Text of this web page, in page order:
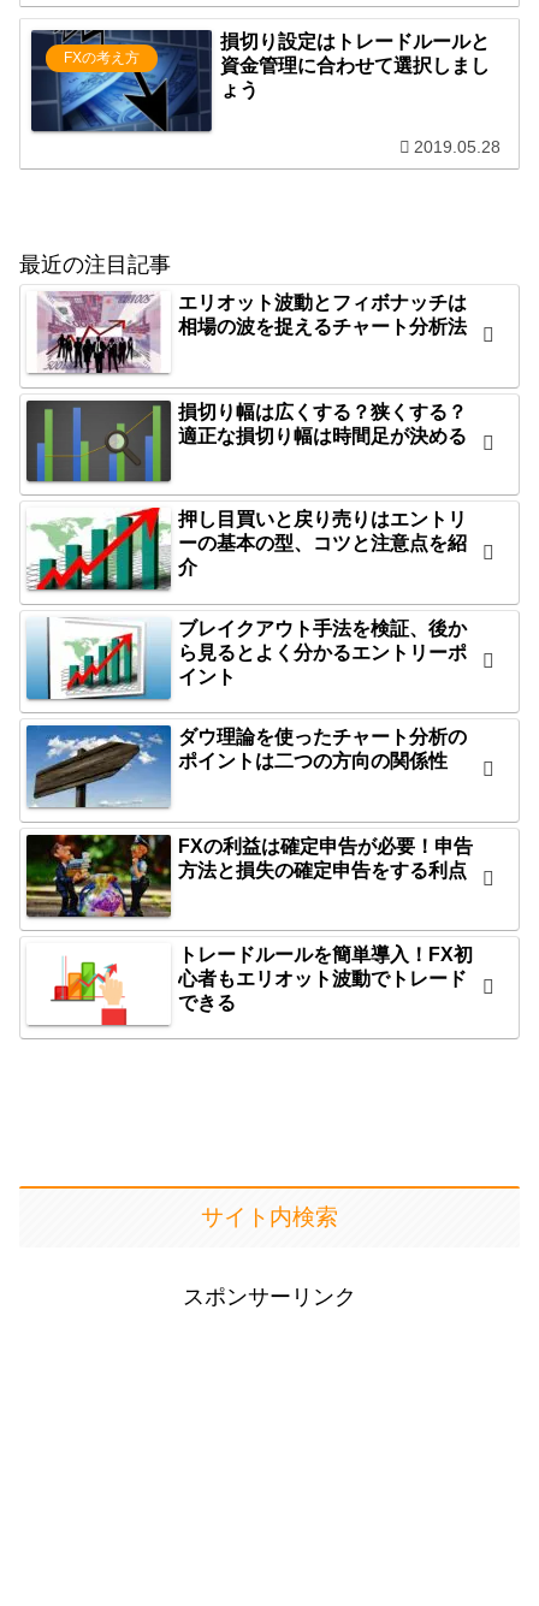
FXの考え方
損切り設定はトレードルールと
資金管理に合わせて選択しまし
ょう
2019.05.28
最近の注目記事
エリオット波動とフィボナッチは
相場の波を捉えるチャート分析法
損切り幅は広くする？狭くする？
適正な損切り幅は時間足が決める
押し目買いと戻り売りはエントリ
ーの基本の型、コツと注意点を紹
介
ブレイクアウト手法を検証、後か
ら見るとよく分かるエントリーポ
イント
ダウ理論を使ったチャート分析の
ポイントは二つの方向の関係性
FXの利益は確定申告が必要！申告
方法と損失の確定申告をする利点
トレードルールを簡単導入！FX初
心者もエリオット波動でトレード
できる
サイト内検索
スポンサーリンク